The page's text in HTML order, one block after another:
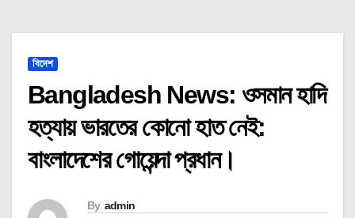
বিদেশ
Bangladesh News: ওসমান হাদি
হত্যায় ভারতের কোনো হাত নেই:
বাংলাদেশের গোয়েন্দা প্রধান।
By admin